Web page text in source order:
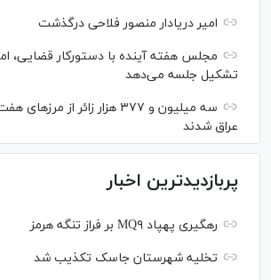
امیر دریادار منصور فلاحی درگذشت
مجلس هفته آینده با دستورکار قضایی،
تشکیل جلسه می‌دهد
سه میلیون و ۳۷۷ هزار زائر از
عراق شدند
پربازدیدترین اخبار
رهگیری پهپاد MQ۹ بر فراز تنگه هرمز
تخلیه شهرستان جاسک تکذیب شد